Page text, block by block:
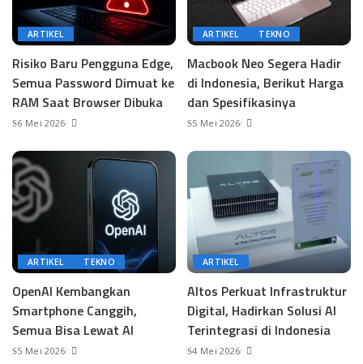
ARTIKEL
Risiko Baru Pengguna Edge,
Semua Password Dimuat ke
RAM Saat Browser Dibuka
6 Mei 2026
ARTIKEL TEKNO
Macbook Neo Segera Hadir
di Indonesia, Berikut Harga
dan Spesifikasinya
5 Mei 2026
ARTIKEL TEKNO
OpenAI Kembangkan
Smartphone Canggih,
Semua Bisa Lewat AI
5 Mei 2026
ARTIKEL
Altos Perkuat Infrastruktur
Digital, Hadirkan Solusi AI
Terintegrasi di Indonesia
4 Mei 2026